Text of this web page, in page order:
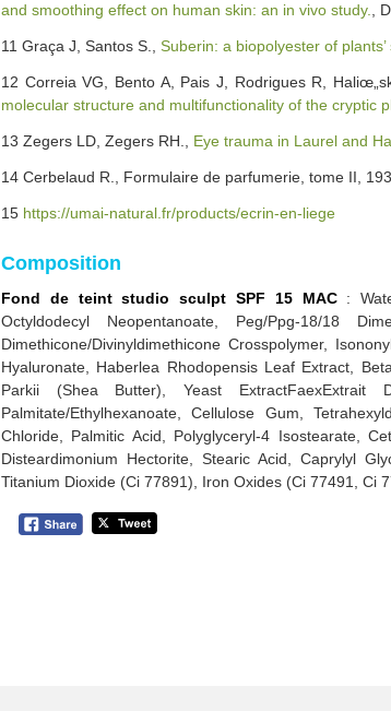
and smoothing effect on human skin: an in vivo study.
,
11 Graça J, Santos S., Suberin: a biopolyester of plants’
12 Correia VG, Bento A, Pais J, Rodrigues R,
molecular structure and multifunctionality of the cryptic
13 Zegers LD, Zegers RH., Eye trauma in Laurel and
14 Cerbelaud R., Formulaire de parfumerie, tome II,
15 https://umai-natural.fr/products/ecrin-en-liege
Composition
Fond de teint studio sculpt SPF 15 MAC:
Octyldodecyl Neopentanoate, Peg/Ppg-18/18
Dimethicone/Divinyldimethicone Crosspolymer,
Hyaluronate, Haberlea Rhodopensis Leaf Extract,
Parkii (Shea Butter), Yeast
Palmitate/Ethylhexanoate, Cellulose Gum,
Chloride, Palmitic Acid, Polyglyceryl-4 Isostearate,
Disteardimonium Hectorite, Stearic Acid, Caprylyl
Titanium Dioxide (Ci 77891), Iron Oxides (Ci 77491, Ci